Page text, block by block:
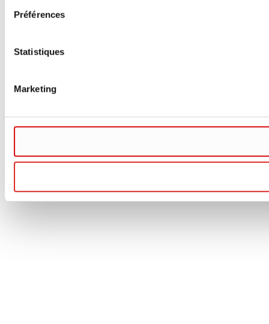
Préférences
Statistiques
Marketing